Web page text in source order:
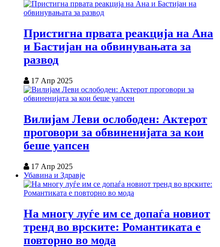
Пристигна првата реакција на Ана
и Бастијан на обвинувањата за
развод
17 Апр 2025
Вилијам Леви ослободен: Актерот
проговори за обвиненијата за кои
беше уапсен
17 Апр 2025
Убавина и Здравје
На многу луѓе им се допаѓа новиот
тренд во врските: Романтиката е
повторно во мода